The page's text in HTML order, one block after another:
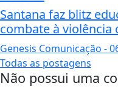
Santana faz blitz
combate à
Genesis Comunicação -
Todas as postagens
Não possui uma